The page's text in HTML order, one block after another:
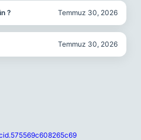
? Temmuz 30, 2026
Temmuz 30, 2026